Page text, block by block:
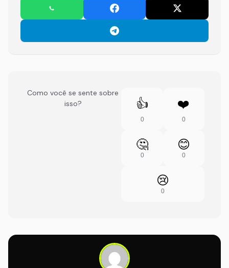
Como você se sente sobre
isso?
👍
0
❤️
0
🤔
0
😊
0
😢
0